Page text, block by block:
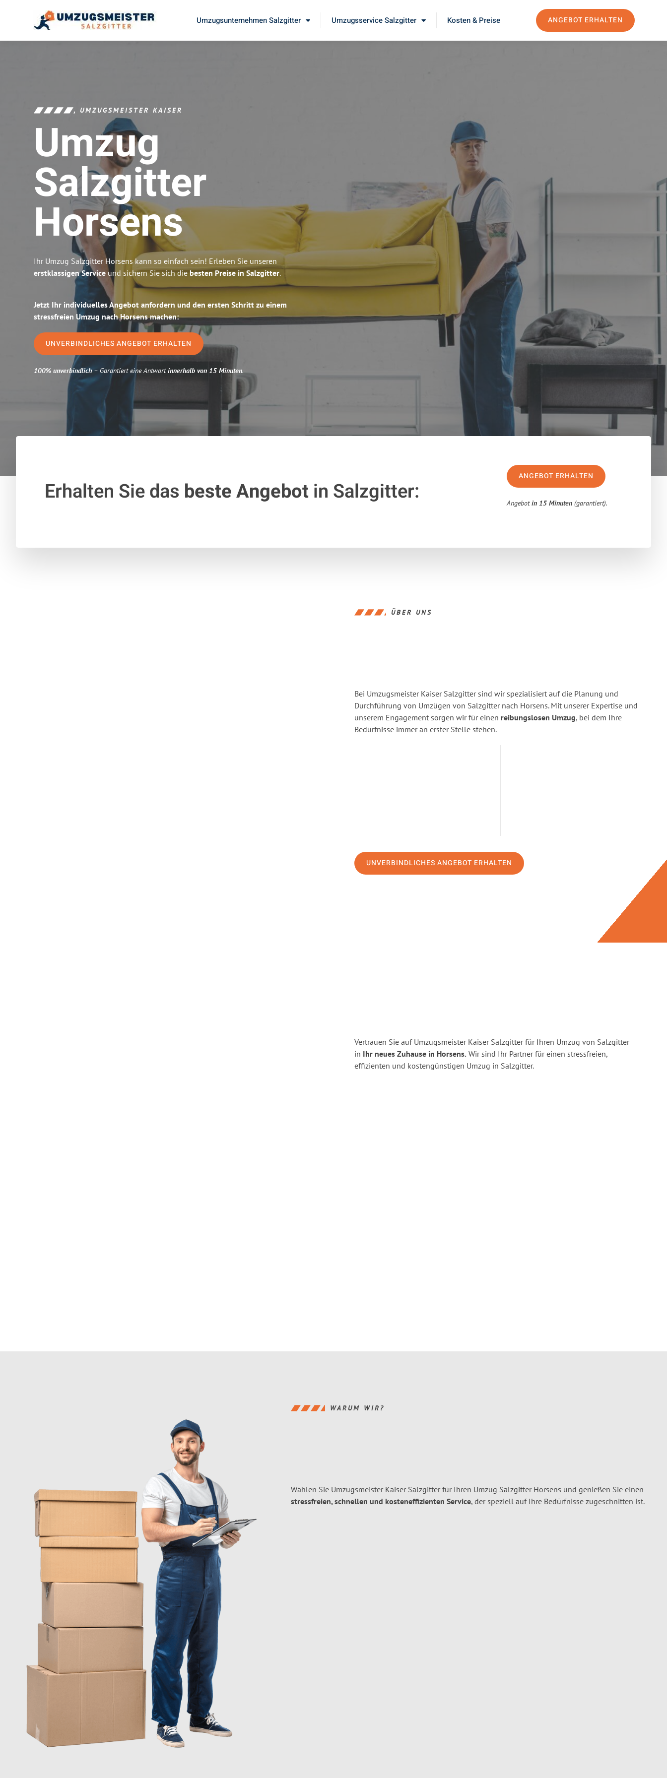
Umzugsunternehmen Salzgitter Umzugsservice Salzgitter Kosten & Preise ANGEBOT ERHALTEN
UMZUGSMEISTER KAISER
Umzug
Salzgitter
Horsens
Ihr Umzug Salzgitter Horsens kann so einfach sein! Erleben Sie unseren
erstklassigen Service und sichern Sie sich die besten Preise in Salzgitter.
Jetzt Ihr individuelles Angebot anfordern und den ersten Schritt zu einem
stressfreien Umzug nach Horsens machen:
UNVERBINDLICHES ANGEBOT ERHALTEN
100% unverbindlich– Garantiert eine Antwortinnerhalb von 15 Minuten.
Erhalten Sie das beste Angebotin Salzgitter:
ANGEBOT ERHALTEN
Angebotin 15 Minuten (garantiert).
ÜBER UNS
Bei Umzugsmeister Kaiser Salzgitter sind wir spezialisiert auf die Planung und
Durchführung von Umzügen von Salzgitter nach Horsens. Mit unserer Expertise und
unserem Engagement sorgen wir für einen reibungslosen Umzug, bei dem Ihre
Bedürfnisse immer an erster Stelle stehen.
UNVERBINDLICHES ANGEBOT ERHALTEN
Vertrauen Sie auf Umzugsmeister Kaiser Salzgitter für Ihren Umzug von Salzgitter
in Ihr neues Zuhause in Horsens. Wir sind Ihr Partner für einen stressfreien,
effizienten und kostengünstigen Umzug in Salzgitter.
WARUM WIR?
Wählen Sie Umzugsmeister Kaiser Salzgitter für Ihren Umzug Salzgitter Horsens und genießen Sie einen
stressfreien, schnellen und kosteneffizienten Service, der speziell auf Ihre Bedürfnisse zugeschnitten ist.